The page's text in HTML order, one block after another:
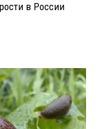
в России